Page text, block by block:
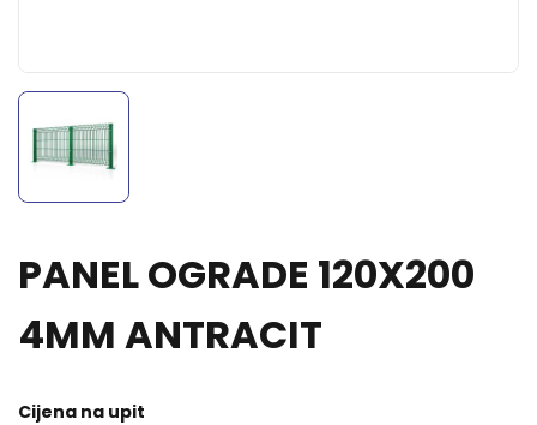
PANEL OGRADE 120X200
4MM ANTRACIT
Cijena na upit